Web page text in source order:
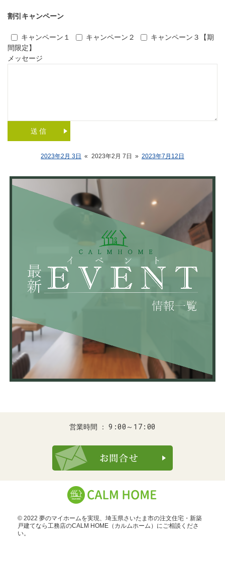
割引キャンペーン
キャンペーン１ キャンペーン２
キャンペーン３【期
間限定】
メッセージ
2023年2月 3日 « 2023年2月 7日 » 2023年7月12日
営業時間 9:00～17:00
© 2022 夢のマイホームを実現、 埼玉県さいたま市の注文住宅・新築
戸建てなら工務店のCALM HOME（カルムホーム） にご相談くださ
い。